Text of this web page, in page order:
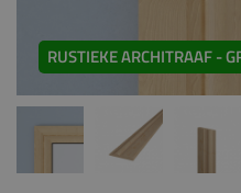
RUSTIEKE ARCHITRAAF -